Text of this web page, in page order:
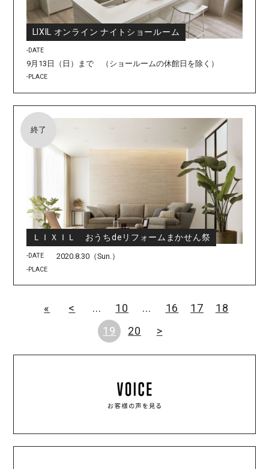
LIXIL オンライン ナイトショールーム
-DATE
9月13日（日）まで （ショールームの休館日を除く）
-PLACE
終了
ＬＩＸＩＬ おうちdeリフォームまかせん祭
-DATE 2020.8.30（Sun.）
-PLACE
« < ... 10 ... 16 17
18
19
20 >